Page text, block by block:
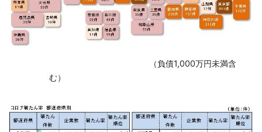
‌ （負債1,000万円未満含
む）